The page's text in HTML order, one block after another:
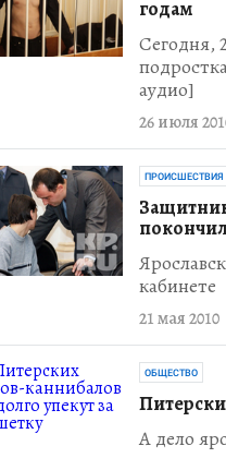
годам
Сегодня,
аудио]
26 июля
ПРОИСШЕСТВИЯ
кабинете
21 мая 2010
ОБЩЕСТВО
А дело